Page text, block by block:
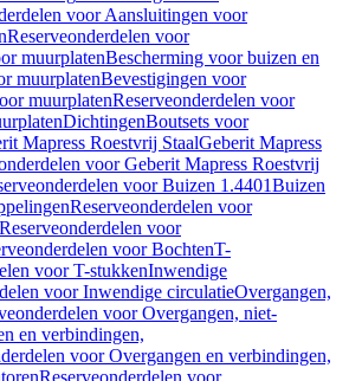
voor Aansluitingen voor
Reserveonderdelen voor
muurplatenBescherming voor buizen en
muurplatenBevestigingen voor
muurplatenReserveonderdelen voor
DichtingenBoutsets voor
Mapress Roestvrij StaalGeberit Mapress
voor Geberit Mapress Roestvrij
voor Buizen 1.4401Buizen
Reserveonderdelen voor
Reserveonderdelen voor
voor BochtenT-
voor T-stukkenInwendige
voor Inwendige circulatieOvergangen,
voor Overgangen, niet-
en verbindingen,
voor Overgangen en verbindingen,
Reserveonderdelen voor